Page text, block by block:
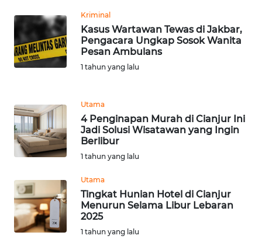
Kriminal
Kasus Wartawan Tewas di Jakbar,
Pengacara Ungkap Sosok Wanita
Pesan Ambulans
1 tahun yang lalu
Utama
4 Penginapan Murah di Cianjur Ini
Jadi Solusi Wisatawan yang Ingin
Berlibur
1 tahun yang lalu
Utama
Tingkat Hunian Hotel di Cianjur
Menurun Selama Libur Lebaran
2025
1 tahun yang lalu
NTT
WN
PAPUA
WN
BARAT
WN
RIAU